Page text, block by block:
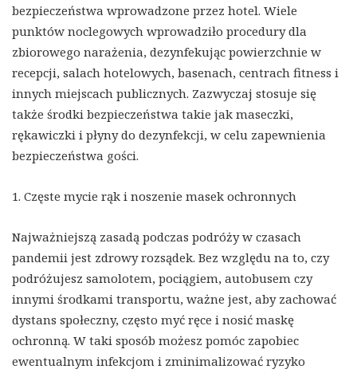
bezpieczeństwa wprowadzone przez hotel. Wiele
punktów noclegowych wprowadziło procedury dla
zbiorowego narażenia, dezynfekując powierzchnie w
recepcji, salach hotelowych, basenach, centrach fitness i
innych miejscach publicznych. Zazwyczaj stosuje się
także środki bezpieczeństwa takie jak maseczki,
rękawiczki i płyny do dezynfekcji, w celu zapewnienia
bezpieczeństwa gości.
1. Częste mycie rąk i noszenie masek ochronnych
Najważniejszą zasadą podczas podróży w czasach
pandemii jest zdrowy rozsądek. Bez względu na to, czy
podróżujesz samolotem, pociągiem, autobusem czy
innymi środkami transportu, ważne jest, aby zachować
dystans społeczny, często myć ręce i nosić maskę
ochronną. W taki sposób możesz pomóc zapobiec
ewentualnym infekcjom i zminimalizować ryzyko